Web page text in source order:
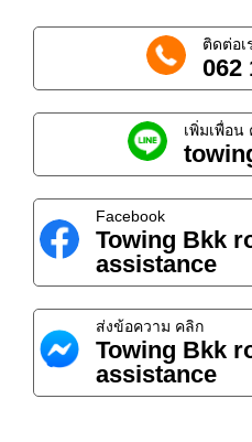
ติดต่อเ
062
เพิ่มเพื่อน
Facebook
Towing Bkk
assistance
ส่งข้อความ คลิก
Towing Bkk
assistance